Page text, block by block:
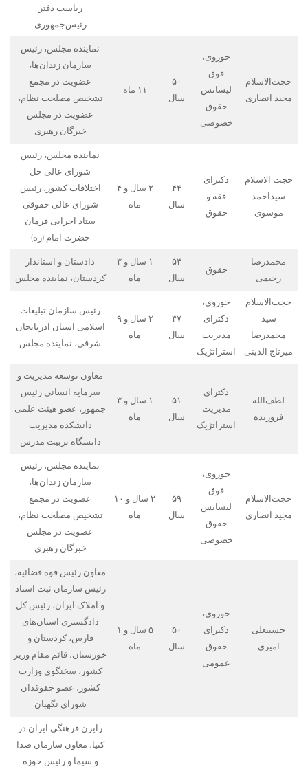
ریاست دفتر
رئیس‌جمهوری
حجت‌الاسلام
مجید انصاری
حوزوی،
فوق
لیسانس
حقوق
خصوصی
۵۰
سال
۱۱ ماه
نماینده مجلس، رئیس
سازمان زندان‌ها،
عضویت در مجمع
تشخیص مصلحت نظام،
عضویت در مجلس
خبرگان رهبری
حجت الاسلام
سیداحمد
موسوی
دکترای
فقه و
حقوق
۴۴
سال
۲ سال و ۴
ماه
نماینده مجلس، رئیس
شورای عالی حل
اختلافات کشور، رئیس
شورای عالی حقوقی
ستاد اجرایی فرمان
حضرت امام (ره)
محمدرضا
رحیمی
حقوق
۵۴
سال
۱ سال و ۳
ماه
دادستان و استاندار
کردستان، نماینده مجلس
حجت‌الاسلام
سید
محمدرضا
میرتاج الدینی
حوزوی،
دکترای
مدیریت
استراتژیک
۴۷
سال
۲ سال و ۹
ماه
رئیس سازمان تبلیغات
اسلامی استان آذربایجان
شرقی، نماینده مجلس
لطف‌الله
فروزنده
دکترای
مدیریت
استراتژیک
۵۱
سال
۱ سال و ۳
ماه
معاون توسعه مدیریت و
سرمایه انسانی رئیس
جمهور، عضو هیئت علمی
دانشکده مدیریت
دانشگاه تربیت مدرس
حجت‌الاسلام
مجید انصاری
حوزوی،
فوق
لیسانس
حقوق
خصوصی
۵۹
سال
۲ سال و ۱۰
ماه
نماینده مجلس، رئیس
سازمان زندان‌ها،
عضویت در مجمع
تشخیص مصلحت نظام،
عضویت در مجلس
خبرگان رهبری
حسینعلی
امیری
حوزوی،
دکترای
حقوق
عمومی
۵۰
سال
۵ سال و ۱
ماه
معاون رئیس قوه قضائیه،
رئیس سازمان ثبت اسناد
و املاک ایران، رئیس کل
دادگستری استان‌های
فارس، کردستان و
خوزستان، قائم مقام وزیر
کشور، سخنگوی وزارت
کشور، عضو حقوقدان
شورای نگهبان
رایزن فرهنگی ایران در
کنیا، معاون سازمان صدا
و سیما و رئیس حوزه